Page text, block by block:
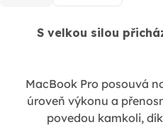
S velkou silou
MacBook Pro posouvá
úroveň výkonu a
povedou kamkoli,